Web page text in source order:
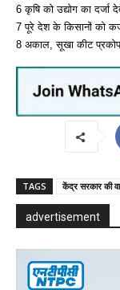
6 कृषि को उद्योग का दर्जा
7 पूरे देश के किसानों को
8 अकाल, सूखा कीट प्रकोप
TAGS केंद्र सरकार की
advertisement